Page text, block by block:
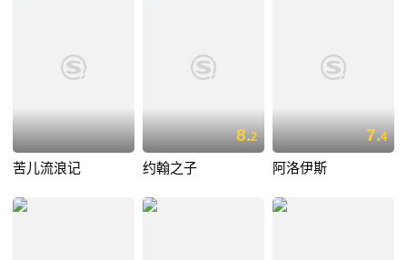
苦儿流浪记
8.2
约翰之子
7.4
阿洛伊斯